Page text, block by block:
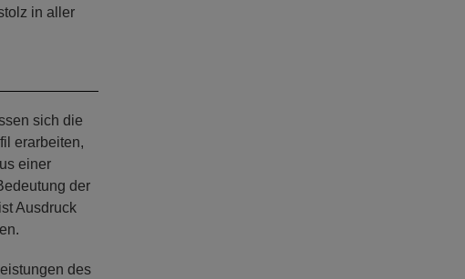
in aller
sich die
erarbeiten,
einer
der
Ausdruck
des